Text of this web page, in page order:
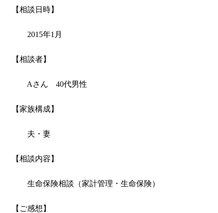
【相談日時】
2015年1月
【相談者】
A さん 40代男性
【家族構成】
夫・妻
【相談内容】
生命保険相談（家計管理・生命保険）
【ご感想】